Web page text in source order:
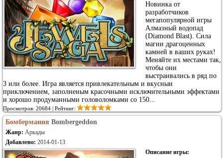
Новинка от
разработчиков
мегапопулярной игры
Алмазный водопад
(Diamond Blast). Сила
магии драгоценных
камней в ваших руках!
Меняйте их местами так,
чтобы они
выстраивались в ряд по
3 или более. Игра является привлекательным и вкусныи
приключением, заполненым красочными исключительными эффектами
и хорошо продуманными головоломками со 150...
Просмотров: 20684 | Рейтинг:
Бомбермания Bombergeddon
Жанр: Аркады
Добавлено: 2014-01-13
Описание игры: